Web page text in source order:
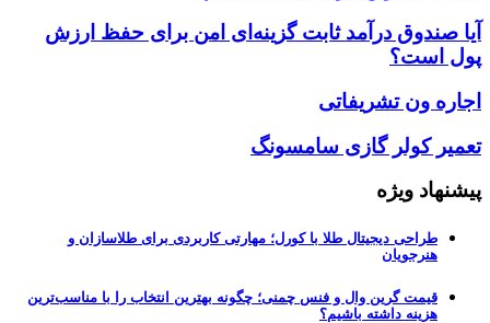
آیا صندوق درآمد ثابت گزینه‌ای امن برای حفظ ارزش
پول است؟
اجاره ون تشریفاتی
تعمیر کولر گازی سامسونگ
پیشنهاد ویژه
طراحی دیجیتال طلا با کورل؛ مهارتی کاربردی برای طلاسازان و
هنرجویان
قیمت گرین وال و فنس چمنی؛ چگونه بهترین انتخاب را با مناسب‌ترین
هزینه داشته باشیم؟